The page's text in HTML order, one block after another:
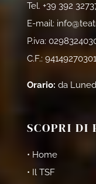
Tel. +39 392
E-mail:
P.iva:
C.F.: 94149270301
Orario: da
SCOPRI DI
• Home
• Il TSF